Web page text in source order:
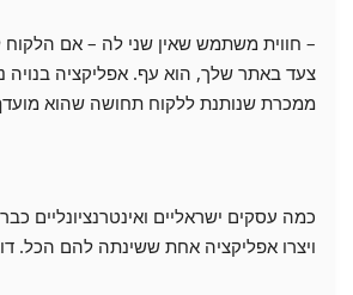
– חווית משתמש שאין שני לה – אם
צעד באתר שלך, הוא עף. אפליקציה בנויה
ממכרת שנותנת ללקוח תחושה שהוא
כמה עסקים ישראליים ואינטרנציונליים
ויצרו אפליקציה אחת ששינתה להם הכל.